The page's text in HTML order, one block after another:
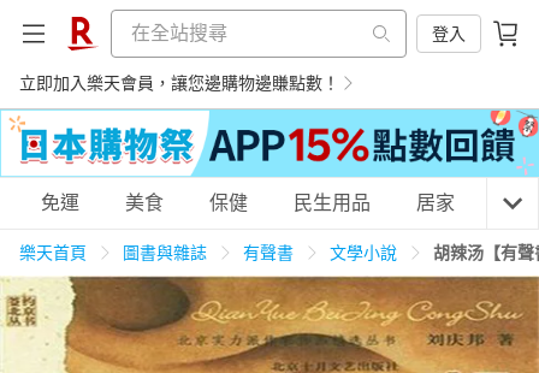
登入
立即加入樂天會員，讓您邊購物邊賺點數！
購物網分類
天天免運 美食蛋糕 養生保健 民生用品
免運 美食 保健 民生用品 居家 3C
樂天首頁 圖書與雜誌 有聲書 文學小說 胡辣汤【有聲